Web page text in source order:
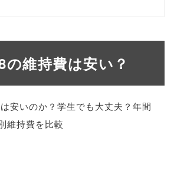
維持費は安い？